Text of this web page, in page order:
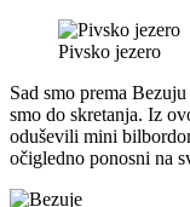
Pivsko jezero
Sad smo prema
smo do skretanja. Iz
oduševili mini
očigledno ponosni na